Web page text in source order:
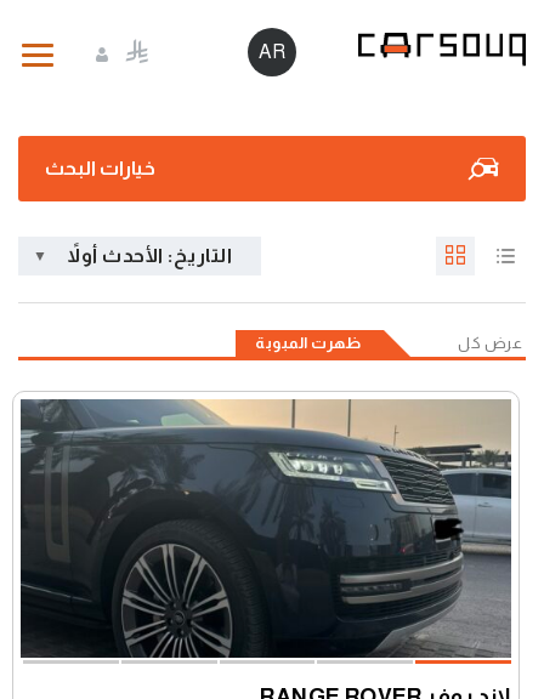
AR
خيارات البحث
التاريخ: الأحدث أولاً
ظهرت المبوبة عرض كل